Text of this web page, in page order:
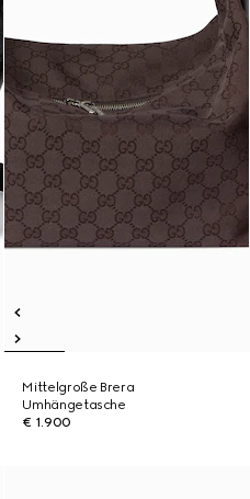
Mittelgroße Brera
Umhängetasche
€ 1.900